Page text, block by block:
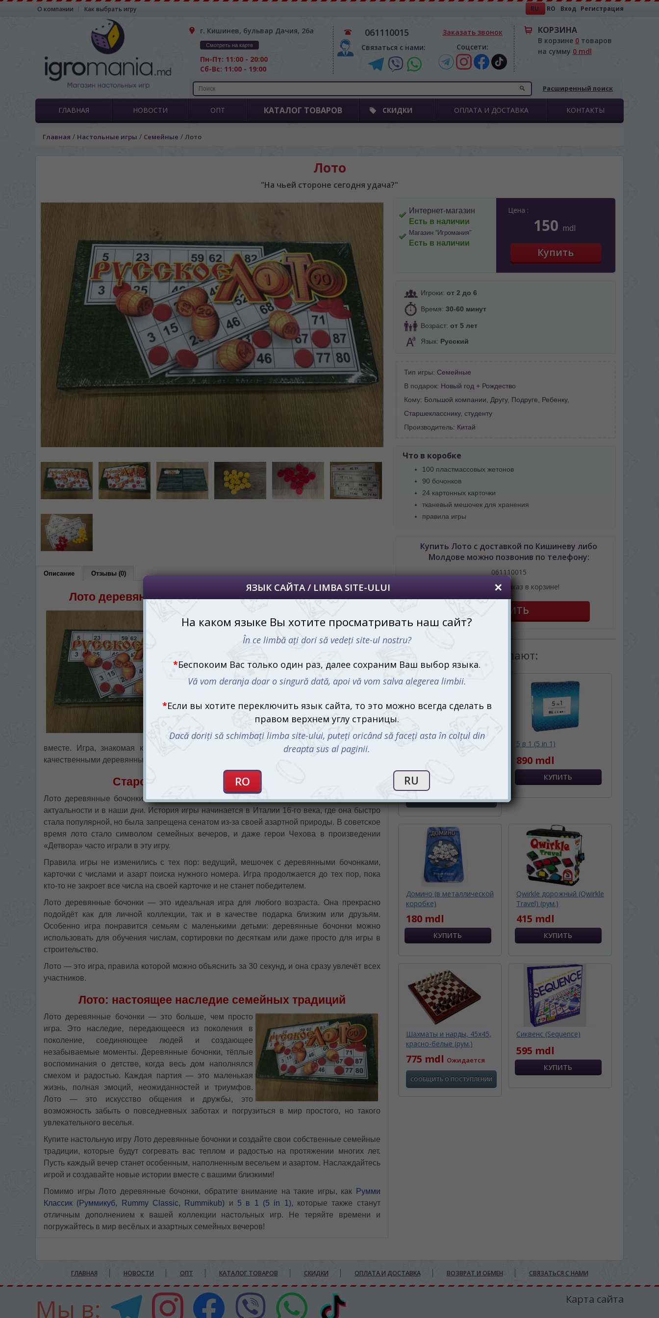
О компании Как выбрать игру RU RO Вход Регистрация
г. Кишинев, бульвар Дачия, 26а
Смотреть на карте
Пн-Пт: 11:00 - 20:00
Сб-Вс: 11:00 - 19:00
061110015
Связаться с нами:
Заказать звонок
Соцсети:
КОРЗИНА
В корзине 0товаров
на сумму 0 mdl
Расширенный поиск
ГЛАВНАЯ НОВОСТИ ОПТ КАТАЛОГ ТОВАРОВ СКИДКИ ОПЛАТА И ДОСТАВКА КОНТАКТЫ
Главная / Настольные игры / Семейные / Лото
Лото
"На чьей стороне сегодня удача?"
Описание Отзывы (0)
Лото деревянные бочонки: поймай удачу за хвост!
счастливым обладателем классической
настольной игры Лото деревянные
моменты, когда вся семья собирается за
столом, и начинается азартная игра,
полная неожиданных поворотов и радости
Лото — это не просто игра, это
возвращение к корням, к временам, когда
добрые семейные традиции собирали всех
вместе. Игра, знакомая каждому с детства, теперь представлена в новом издании с
качественными деревянными бочонками, которые добавляют особый шарм и теплоту.
Старое доброе лото: эхо прошлого
Лото деревянные бочонки — это звонкий привет из прошлого, который не теряет своей
актуальности и в наши дни. История игры начинается в Италии 16-го века, где она быстро
стала популярной, но была запрещена сенатом из-за своей азартной природы. В советское
время лото стало символом семейных вечеров, и даже герои Чехова в произведении
«Детвора» часто играли в эту игру.
Правила игры не изменились с тех пор: ведущий, мешочек с деревянными бочонками,
карточки с числами и азарт поиска нужного номера. Игра продолжается до тех пор, пока
кто-то не закроет все числа на своей карточке и не станет победителем.
Лото деревянные бочонки — это идеальная игра для любого возраста. Она прекрасно
подойдёт как для личной коллекции, так и в качестве подарка близким или друзьям.
Особенно игра понравится семьям с маленькими детьми: деревянные бочонки можно
использовать для обучения числам, сортировки по десяткам или даже просто для игры в
строительство.
Лото — это игра, правила которой можно объяснить за 30 секунд, и она сразу увлечёт всех
участников.
Лото: настоящее наследие семейных традиций
Лото деревянные бочонки — это больше, чем просто
игра. Это наследие, передающееся из поколения в
поколение, соединяющее людей и создающее
незабываемые моменты. Деревянные бочонки, тёплые
воспоминания о детстве, когда весь дом наполнялся
смехом и радостью. Каждая партия — это маленькая
жизнь, полная эмоций, неожиданностей и триумфов.
Лото — это искусство общения и дружбы, это
возможность забыть о повседневных заботах и погрузиться в мир простого, но такого
увлекательного веселья.
Купите настольную игру Лото деревянные бочонки и создайте свои собственные семейные
традиции, которые будут согревать вас теплом и радостью на протяжении многих лет.
Пусть каждый вечер станет особенным, наполненным весельем и азартом. Наслаждайтесь
игрой и создавайте новые истории вместе с вашими близкими!
Помимо игры Лото деревянные бочонки, обратите внимание на такие игры, как
Румми
Классик (Руммикуб, Rummy Classic, Rummikub) и 5 в 1 (5 in 1), которые также станут
отличным дополнением к вашей коллекции настольных игр. Не теряйте времени и
погружайтесь в мир весёлых и азартных семейных вечеров!
Цена :
150 mdl
Интернет-магазин
Есть в наличии
Магазин “Игромания”
Есть в наличии
Игроки: от 2 до 6
Время: 30-60 минут
Возраст: от 5 лет
Язык: Русский
Тип игры: Семейные
В подарок: Новый год + Рождество
Кому: Большой компании Другу, Подруге Ребенку,
Старшекласснику, студенту
Производитель: Китай
Что в коробке
100 пластмассовых жетонов
90 бочонков
24 картонных карточки
тканевый мешочек для хранения
правила игры
Купить Лото с доставкой по Кишиневу либо
Молдове можно позвонив по телефону:
061110015
или оформив заказ в корзине!
С этим товаром покупают:
Румми Классик
699 mdl
СООБЩИТЬ О ПОСТУПЛЕНИИ
5 в 1 (5 in 1)
890 mdl
Домино (в металлической
коробке)
180 mdl
Qwirkle дорожный (Qwirkle
Travel) (рум.)
415 mdl
Шахматы и нарды, 45х45,
красно-белые (рум.)
775 mdl Ожидается
СООБЩИТЬ О ПОСТУПЛЕНИИ
Сиквенс (Sequence)
595 mdl
ГЛАВНАЯ НОВОСТИ ОПТ КАТАЛОГ ТОВАРОВ СКИДКИ ОПЛАТА И ДОСТАВКА ВОЗВРАТ И ОБМЕН СВЯЗАТЬСЯ С НАМИ
Мы в: Карта сайта
*Если вы хотите переключить язык сайта, то это можно всегда сделать в
правом верхнем углу страницы.
Dacă doriți să schimbați limba site-ului, puteți oricând să faceți asta în colțul din
dreapta sus al paginii.